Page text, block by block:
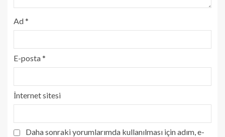
Ad*
E-posta*
İnternet sitesi
Daha sonraki yorumlarımda kullanılması için adım, e-